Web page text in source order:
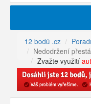
12 bodů .cz
Nedodržení
Zvažte využití